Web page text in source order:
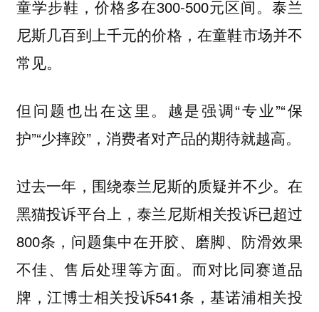
童学步鞋，价格多在300-500元区间。泰兰
尼斯几百到上千元的价格，在童鞋市场并不
常见。
但问题也出在这里。越是强调“专业”“保
护”“少摔跤”，消费者对产品的期待就越高。
过去一年，围绕泰兰尼斯的质疑并不少。在
黑猫投诉平台上，泰兰尼斯相关投诉已超过
800条，问题集中在开胶、磨脚、防滑效果
不佳、售后处理等方面。而对比同赛道品
牌，江博士相关投诉541条，基诺浦相关投